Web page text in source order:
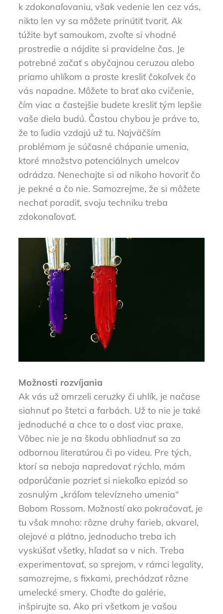
k zdokonaľovaniu, však vedenie len cez vás,
nikto len vy sa môžete prinútiť tvoriť. Ak
túžite byť samoukom, zvoľte si vhodné
prostredie a nájdite si pravidelne čas. Je
potrebné začať s obyčajnou ceruzou alebo
priamo uhlíkom a proste kresliť čokoľvek čo
vás napadne. Môžete to brať ako cvičenie,
čím viac a častejšie budete kresliť tým lepšie
vaše diela budú. Častou chybou je práve to,
že to ľudia vzdajú už tu. Najväčším
problémom je súčasné chápanie umenia,
ktoré množstvo potenciálnych umelcov
odrádza. Nenechajte si od nikoho hovoriť čo
je pekné a čo nie. Samozrejme, že si môžete
nechať poradiť, svoju techniku treba
zdokonaľovať.
Možnosti rozvíjania
Ak vás už omrzeli ceruzky či uhlík, je načase
siahnuť po štetci a farbách. Už to nie je také
jednoduché a chce to o dosť viac praxe.
Vôbec nie je na škodu obhliadnuť sa za
odbornou literatúrou či po videu. Pre tých,
ktorí sa neboja napredovať rýchlo, mám
odporúčanie pozrieť si niekoľko epizód so
zosnulým „kráľom televízneho umenia“
Bobom Rossom. Možností ako pokračovať, je
tu však mnoho: rôzne druhy farieb, akvarel,
olejové a plátno, jednoducho treba ich
vyskúšať všetky, hľadať sa v nich. Treba
experimentovať, so sprejom, v rámci legality,
samozrejme, s fixkami, prechádzať rôzne
umelecké smery. Choďte do galérie,
inšpirujte sa. Ako pri všetkom je vašou